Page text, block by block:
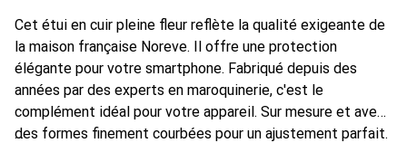
Cet étui en cuir pleine fleur reflète la qualité exigeante de
la maison française Noreve. Il offre une protection
élégante pour votre smartphone. Fabriqué depuis des
années par des experts en maroquinerie, c'est le
complément idéal pour votre appareil. Sur mesure et avec
des formes finement courbées pour un ajustement parfait.